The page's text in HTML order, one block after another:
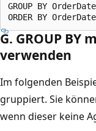
GROUP BY
G. GROUP BY
verwenden
Im folgenden
gruppiert. Sie
wenn dieser keine